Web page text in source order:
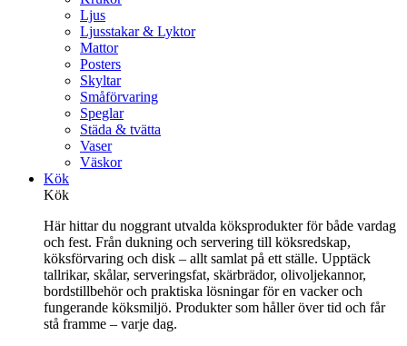
Ljus
Ljusstakar & Lyktor
Mattor
Posters
Skyltar
Småförvaring
Speglar
Städa & tvätta
Vaser
Väskor
Kök
Kök
Här hittar du noggrant utvalda köksprodukter för både vardag
och fest. Från dukning och servering till köksredskap,
köksförvaring och disk – allt samlat på ett ställe. Upptäck
tallrikar, skålar, serveringsfat, skärbrädor, olivoljekannor,
bordstillbehör och praktiska lösningar för en vacker och
fungerande köksmiljö. Produkter som håller över tid och får
stå framme – varje dag.